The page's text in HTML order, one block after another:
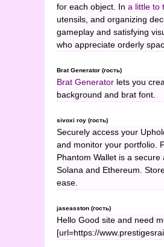
for each object. In a little to
utensils, and organizing
gameplay and satisfying
who appreciate orderly
Brat Generator (гость)
Brat Generator lets you
background and brat font.
sivoxi roy (гость)
Securely access your
and monitor your portfolio.
Phantom Wallet is a
Solana and Ethereum.
ease.
jaseasston (гость)
Hello Good site and need
[url=https://